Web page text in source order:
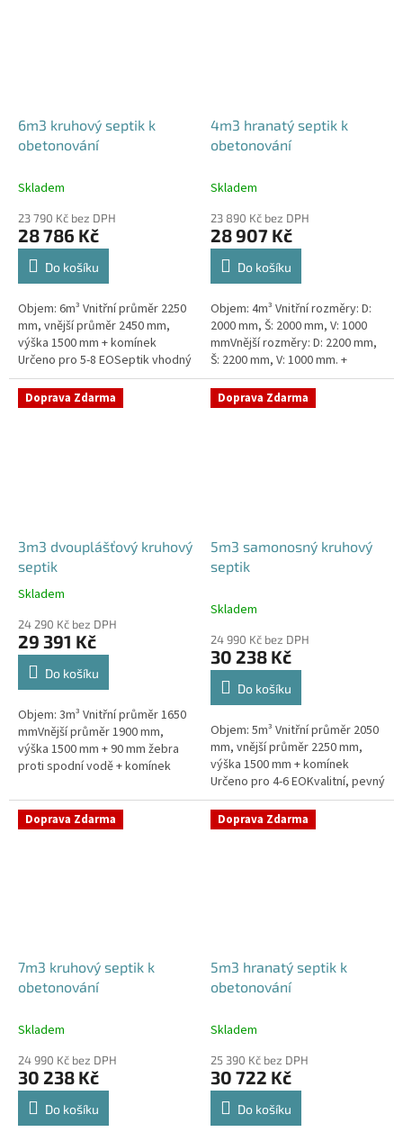
6m3 kruhový septik k
obetonování
Skladem
23 790 Kč bez DPH
28 786 Kč
Do košíku
Objem: 6m³ Vnitřní průměr 2250
mm, vnější průměr 2450 mm,
výška 1500 mm + komínek
Určeno pro 5-8 EOSeptik vhodný
pod parkovací stání,
komunikace a do jílovité
zeminyPrůměr...
4m3 hranatý septik k
obetonování
Skladem
23 890 Kč bez DPH
28 907 Kč
Do košíku
Objem: 4m³ Vnitřní rozměry: D:
2000 mm, Š: 2000 mm, V: 1000
mmVnější rozměry: D: 2200 mm,
Š: 2200 mm, V: 1000 mm. +
komínek Určeno pro 3-5
EOSeptik vhodný pod parkovací
stání,...
Doprava Zdarma
3m3 dvouplášťový kruhový
septik
Průměrné
produktu
je
4,4
hvězdiček.
Skladem
24 290 Kč bez DPH
29 391 Kč
Do košíku
Objem: 3m³ Vnitřní průměr 1650
mmVnější průměr 1900 mm,
výška 1500 mm + 90 mm žebra
proti spodní vodě + komínek
septik vhodný do míst s
vysokou...
Doprava Zdarma
5m3 samonosný kruhový
septik
Skladem
24 990 Kč bez DPH
30 238 Kč
Do košíku
Objem: 5m³ Vnitřní průměr 2050
mm, vnější průměr 2250 mm,
výška 1500 mm + komínek
Určeno pro 4-6 EOKvalitní, pevný
septik bez potřeby
obetonováníPrůměr a pozici
přítoku a odtoku...
Doprava Zdarma
7m3 kruhový septik k
obetonování
Skladem
24 990 Kč bez DPH
30 238 Kč
Do košíku
Doprava Zdarma
5m3 hranatý septik k
obetonování
Skladem
25 390 Kč bez DPH
30 722 Kč
Do košíku